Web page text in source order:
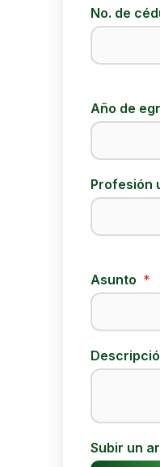
No. de
Año de
Profesión
Asunto *
Subir un